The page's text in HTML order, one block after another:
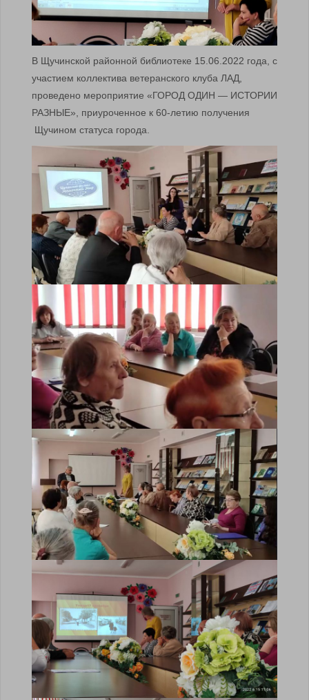
В Щучинской районной библиотеке 15.06.2022 года, с
участием коллектива ветеранского клуба ЛАД,
проведено мероприятие «ГОРОД ОДИН — ИСТОРИИ
РАЗНЫЕ», приуроченное к 60-летию получения
Щучином статуса города.